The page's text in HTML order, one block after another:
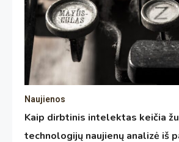
Naujienos
Kaip dirbtinis intelektas keičia
technologijų naujienų analizė iš